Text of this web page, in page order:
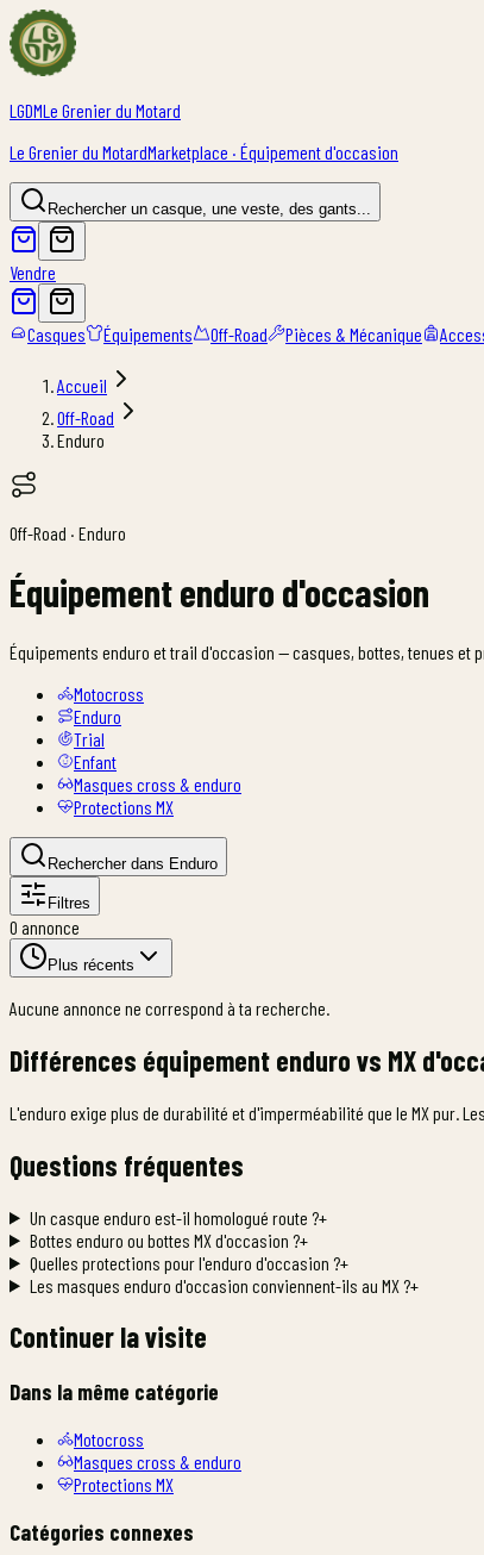
LGDMLe Grenier du Motard
Le Grenier du MotardMarketplace · Équipement d'occasion
Rechercher un casque, une veste, des gants...
Vendre
Casques Équipements Off-Road Pièces & Mécanique
Accueil
Off-Road
Enduro
Off-Road · Enduro
Équipement enduro d'occasion
Équipements enduro et trail d'occasion — casques, bottes, tenues et
Motocross
Enduro
Trial
Enfant
Masques cross & enduro
Protections MX
Rechercher dans Enduro
Filtres
0 annonce
Plus récents
Aucune annonce ne correspond à ta recherche.
Différences équipement enduro vs MX
L'enduro exige plus de durabilité et d'imperméabilité que le MX pur.
Questions fréquentes
Un casque enduro est-il homologué route ?+
Bottes enduro ou bottes MX d'occasion ?+
Quelles protections pour l'enduro d'occasion ?+
Les masques enduro d'occasion conviennent-ils au MX ?+
Continuer la visite
Dans la même catégorie
Motocross
Masques cross & enduro
Protections MX
Catégories connexes